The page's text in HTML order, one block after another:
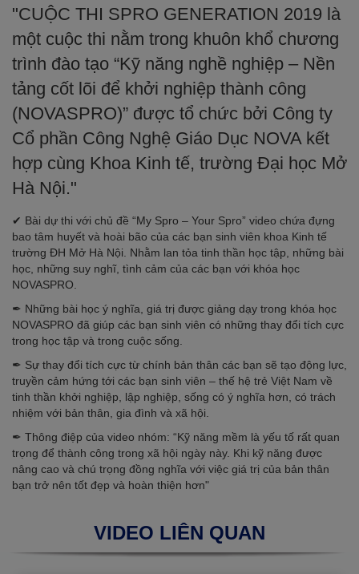
"CUỘC THI SPRO GENERATION 2019 là
một cuộc thi nằm trong khuôn khổ chương
trình đào tạo “Kỹ năng nghề nghiệp – Nền
tảng cốt lõi để khởi nghiệp thành công
(NOVASPRO)” được tổ chức bởi Công ty
Cổ phần Công Nghệ Giáo Dục NOVA kết
hợp cùng Khoa Kinh tế, trường Đại học Mở
Hà Nội."
✔ Bài dự thi với chủ đề “My Spro – Your Spro” video chứa đựng
bao tâm huyết và hoài bão của các bạn sinh viên khoa Kinh tế
trường ĐH Mở Hà Nội. Nhằm lan tỏa tinh thần học tập, những bài
học, những suy nghĩ, tình cảm của các bạn với khóa học
NOVASPRO.
✒ Những bài học ý nghĩa, giá trị được giảng dạy trong khóa học
NOVASPRO đã giúp các bạn sinh viên có những thay đổi tích cực
trong học tập và trong cuộc sống.
✒ Sự thay đổi tích cực từ chính bản thân các bạn sẽ tạo động lực,
truyền cảm hứng tới các bạn sinh viên – thế hệ trẻ Việt Nam về
tinh thần khởi nghiệp, lập nghiệp, sống có ý nghĩa hơn, có trách
nhiệm với bản thân, gia đình và xã hội.
✒ Thông điệp của video nhóm: “Kỹ năng mềm là yếu tố rất quan
trọng để thành công trong xã hội ngày này. Khi kỹ năng được
nâng cao và chú trọng đồng nghĩa với việc giá trị của bản thân
bạn trở nên tốt đẹp và hoàn thiện hơn"
VIDEO LIÊN QUAN